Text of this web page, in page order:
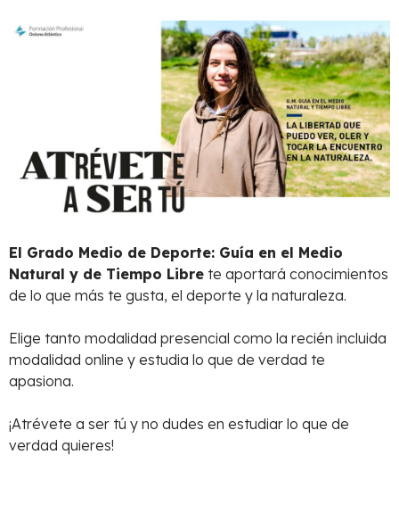
El Grado Medio de Deporte: Guía en el Medio
Natural y de Tiempo Libre te aportará conocimientos
de lo que más te gusta, el deporte y la naturaleza.
Elige tanto modalidad presencial como la recién incluida
modalidad online y estudia lo que de verdad te
apasiona.
¡Atrévete a ser tú y no dudes en estudiar lo que de
verdad quieres!